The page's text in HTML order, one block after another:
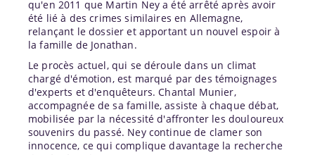
qu'en 2011 que Martin Ney a été arrêté après avoir
été lié à des crimes similaires en Allemagne,
relançant le dossier et apportant un nouvel espoir à
la famille de Jonathan.
Le procès actuel, qui se déroule dans un climat
chargé d'émotion, est marqué par des témoignages
d'experts et d'enquêteurs. Chantal Munier,
accompagnée de sa famille, assiste à chaque débat,
mobilisée par la nécessité d'affronter les douloureux
souvenirs du passé. Ney continue de clamer son
innocence, ce qui complique davantage la recherche